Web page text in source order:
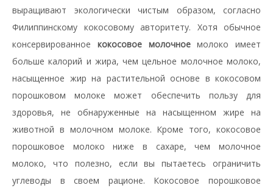
выращивают экологически чистым образом, согласно
Филиппинскому кокосовому авторитету. Хотя обычное
консервированное кокосовое молочноемолоко имеет
больше калорий и жира, чем цельное молочное молоко,
насыщенное жир на растительной основе в кокосовом
порошковом молоке может обеспечить пользу для
здоровья, не обнаруженные на насыщенном жире на
животной в молочном молоке. Кроме того, кокосовое
порошковое молоко ниже в сахаре, чем молочное
молоко, что полезно, если вы пытаетесь ограничить
углеводы в своем рационе. Кокосовое порошковое